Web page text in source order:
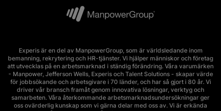
Experis är en del av ManpowerGroup, som är världsledande inom
bemanning, rekrytering och HR-tjänster. Vi hjälper människor och företag
att utvecklas på en arbetsmarknad i ständig förändring. Våra varumärken
- Manpower, Jefferson Wells, Experis och Talent Solutions - skapar värde
för jobbsökande och arbetsgivare i 70 länder, och har så gjort i 80 år. Vi
driver vår bransch framåt genom innovativa lösningar, verktyg och
samarbeten. Våra återkommande arbetsmarknadsundersökningar ger
oss ovärderlig kunskap som vi gärna delar med oss av. Vi är erkända